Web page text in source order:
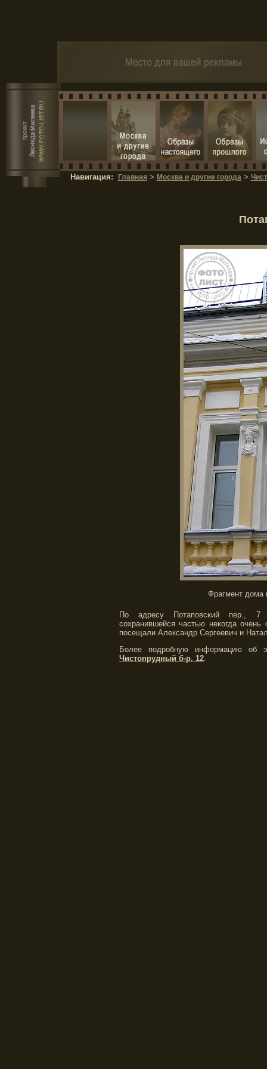
Навигация: Главная > Москва и другие города >
Фрагмент дома
По адресу Потаповский пер., 7
сохранившейся частью некогда
посещали Александр Сергеевич и
Более подробную информацию об
Чистопрудный б-р, 12.